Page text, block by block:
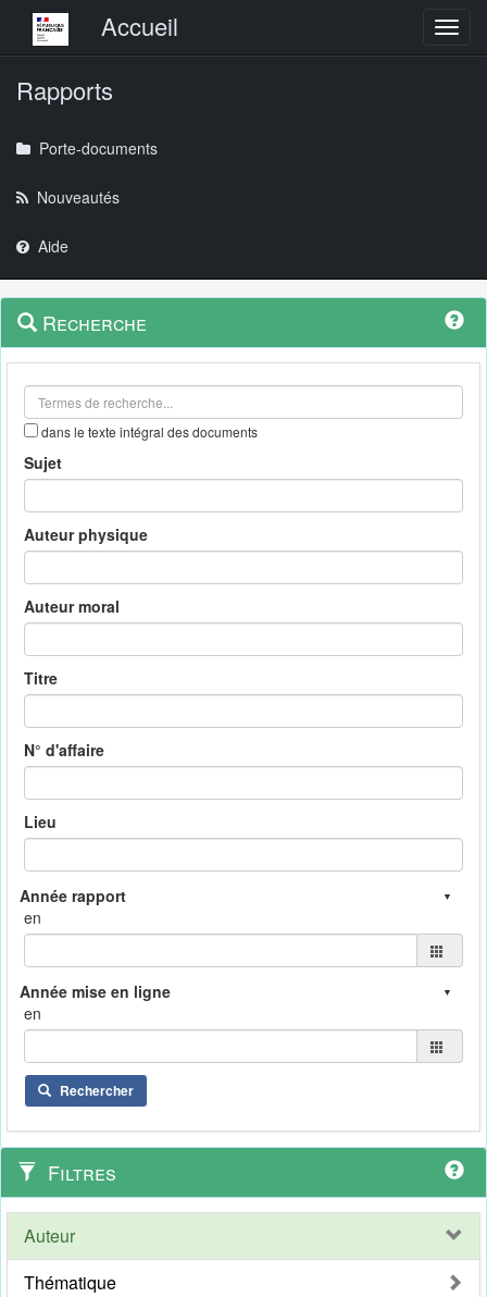
Menu principalAccueil
Rapports
Porte-documents
Nouveautés
Aide
Navigation
outils
Menu
contextuel
Recherche
dans le texte intégral des documents
Sujet
Auteur physique
Auteur moral
Titre
N° d'affaire
Lieu
en
en
Rechercher
Filtres
Auteur
Thématique